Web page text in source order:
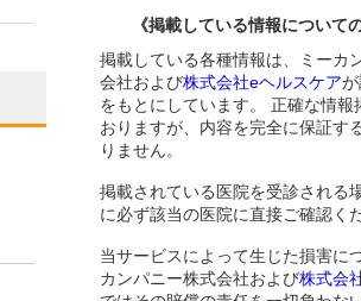
《掲載している情報について
掲載している各種情報は、ミーカ
会社および株式会社eヘルスケア
をもとにしています。 正確な情報
おりますが、内容を完全に保証す
りません。
掲載されている医院を受診される
に必ず該当の医院に直接ご確認く
当サービスによって生じた損害に
カンパニー株式会社および株式会